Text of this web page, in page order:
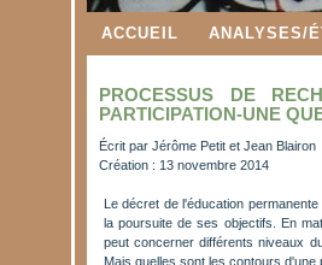
ACCUEIL ANALYSES/
PROCESSUS DE
PARTICIPATION-UNE
Écrit par Jérôme Petit et Jean Blairon
Création : 13 novembre 2014
Le décret de l'éducation
la poursuite de ses objectifs. En
peut concerner différents niveaux
Mais quelles sont les contours